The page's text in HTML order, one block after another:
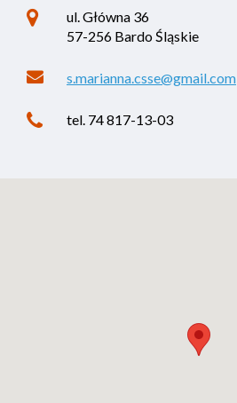
ul. Główna 36
57-256 Bardo Śląskie
s.marianna.csse@gmail.com
tel. 74 817-13-03